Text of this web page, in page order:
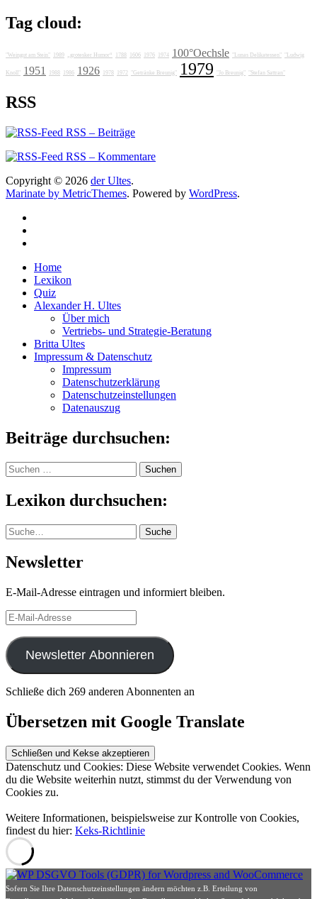
Tag cloud:
"Weingut am Stein" 1989 „grotesker Humor“ 1788 1606 1976 1974 100°Oechsle "Lunas Delikatessen" "Ludwig
Knoll" 1951 1988 1986 1926 1978 1972 "Getränke Breunig" 1979 "Jo Breunig" "Stefan Sattran"
RSS
RSS – Beiträge
RSS – Kommentare
Copyright © 2026 der Ultes.
Marinate by MetricThemes. Powered by WordPress.
Home
Lexikon
Quiz
Alexander H. Ultes
Über mich
Vertriebs- und Strategie-Beratung
Britta Ultes
Impressum & Datenschutz
Impressum
Datenschutzerklärung
Datenschutzeinstellungen
Datenauszug
Beiträge durchsuchen:
Suchen
nach:
Lexikon durchsuchen:
Suche Suche
Newsletter
E-Mail-Adresse eintragen und informiert bleiben.
E-
Mail-
Adresse
Newsletter Abonnieren
Schließe dich 269 anderen Abonnenten an
Übersetzen mit Google Translate
Datenschutz und Cookies: Diese Website verwendet Cookies. Wenn
du die Website weiterhin nutzt, stimmst du der Verwendung von
Cookies zu.
Weitere Informationen, beispielsweise zur Kontrolle von Cookies,
findest du hier: Keks-Richtlinie
Sofern Sie Ihre Datenschutzeinstellungen ändern möchten z.B. Erteilung von